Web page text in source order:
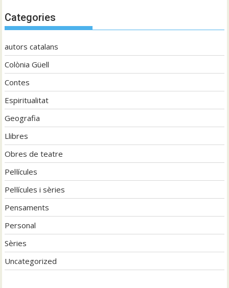
Categories
autors catalans
Colònia Güell
Contes
Espiritualitat
Geografia
Llibres
Obres de teatre
Pel·lícules
Pel·lícules i sèries
Pensaments
Personal
Sèries
Uncategorized